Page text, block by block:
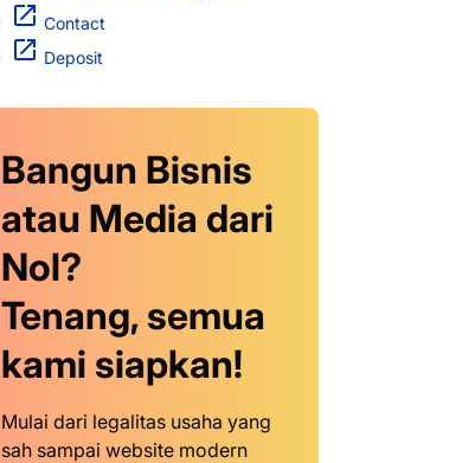
Contact
Deposit
Bangun Bisnis
atau Media dari
Nol?
Tenang, semua
kami siapkan!
Mulai dari legalitas usaha yang
sah sampai website modern